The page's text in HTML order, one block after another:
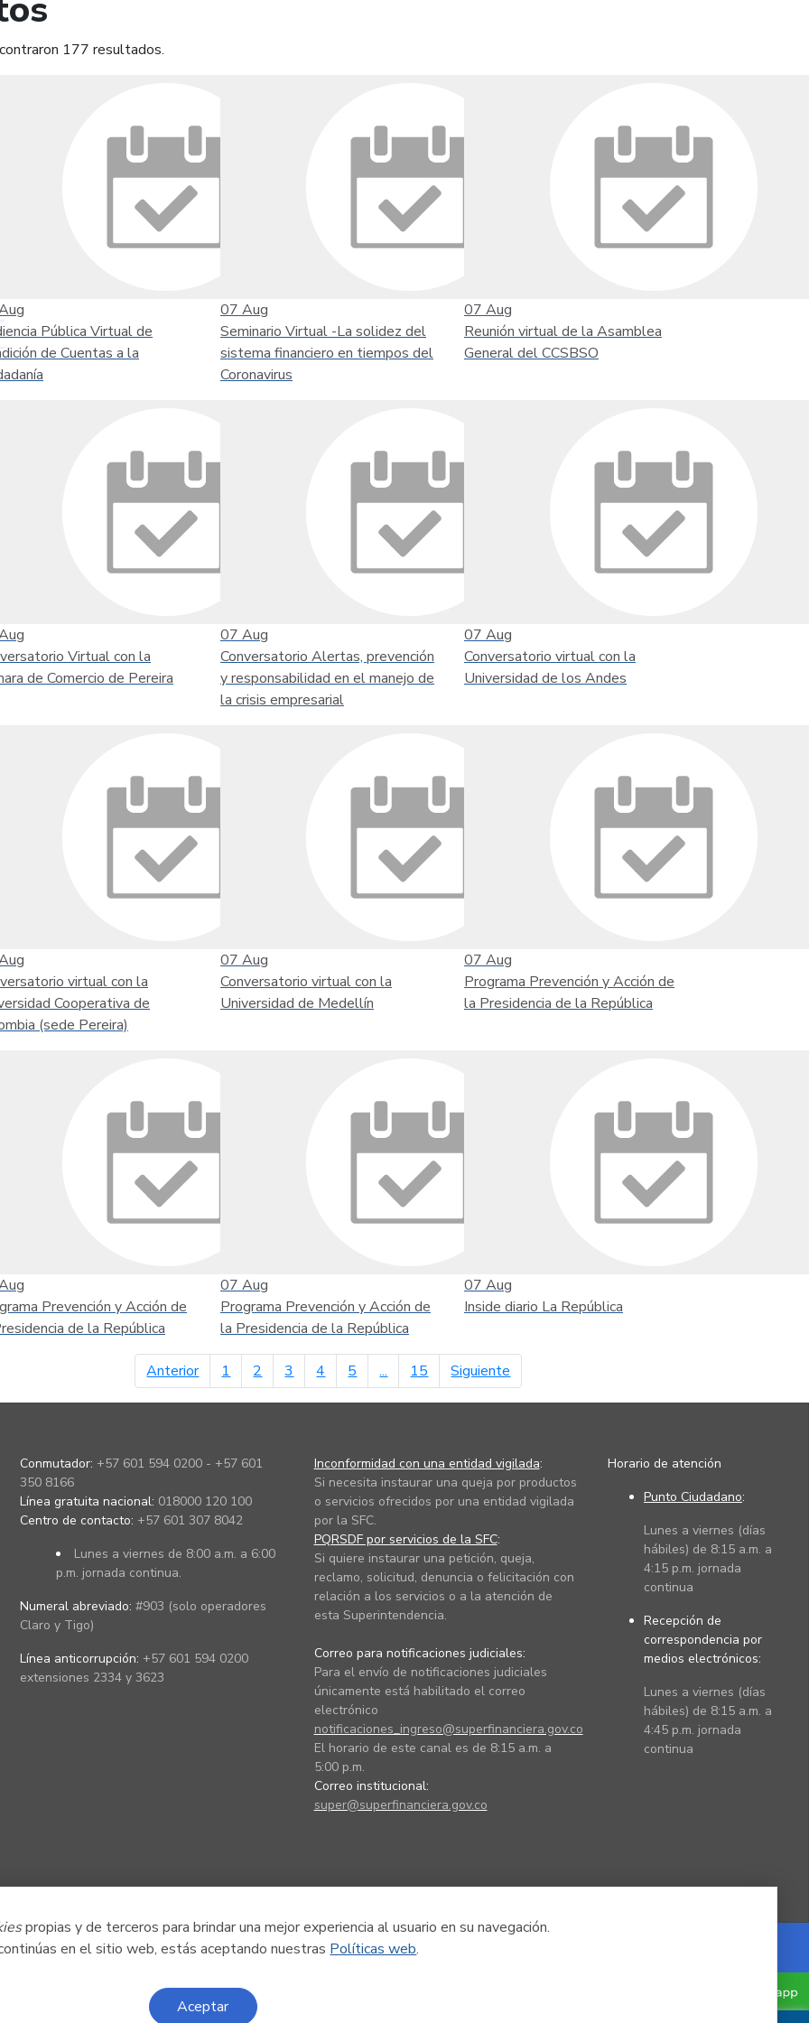
propias y de terceros para brindar una mejor experiencia al usuario en su navegación.
en el sitio web, estás aceptando nuestras Políticas web.
Aceptar
177 resultados.
Pública Virtual de
de Cuentas a la
07 Aug
Seminario Virtual -La solidez del
sistema financiero en tiempos del
Coronavirus
07 Aug
Reunión virtual de la Asamblea
General del CCSBSO
Virtual con la
de Comercio de Pereira
07 Aug
Conversatorio Alertas, prevención
y responsabilidad en el manejo de
la crisis empresarial
07 Aug
Conversatorio virtual con la
Universidad de los Andes
virtual con la
Cooperativa de
(sede Pereira)
07 Aug
Conversatorio virtual con la
Universidad de Medellín
07 Aug
Programa Prevención y Acción de
la Presidencia de la República
Prevención y Acción de
de la República
07 Aug
Programa Prevención y Acción de
la Presidencia de la República
07 Aug
Inside diario La República
Anteriorpágina anterior
1 2 3 4 5 ... 15 Siguiente
Conmutador: +57 601 594 0200 - +57 601
350 8166
Línea gratuita nacional: 018000 120 100
Centro de contacto: +57 601 307 8042
Lunes a viernes de 8:00 a.m. a 6:00
p.m. jornada continua.
Numeral abreviado: #903 (solo operadores
Claro y Tigo)
Línea anticorrupción: +57 601 594 0200
extensiones 2334 y 3623
Inconformidad con una entidad vigilada:
Si necesita instaurar una queja por productos
o servicios ofrecidos por una entidad vigilada
por la SFC.
PQRSDF por servicios de la SFC:
Si quiere instaurar una petición, queja,
reclamo, solicitud, denuncia o felicitación con
relación a los servicios o a la atención de
esta Superintendencia.
Correo para notificaciones judiciales:
Para el envío de notificaciones judiciales
únicamente está habilitado el correo
electrónico
notificaciones_ingreso@superfinanciera.gov.co
El horario de este canal es de 8:15 a.m. a
5:00 p.m.
Correo institucional:
super@superfinanciera.gov.co
Horario de atención
Punto Ciudadano:
Lunes a viernes (días
hábiles) de 8:15 a.m. a
4:15 p.m. jornada
continua
Recepción de
correspondencia por
medios electrónicos:
Lunes a viernes (días
hábiles) de 8:15 a.m. a
4:45 p.m. jornada
continua
Powered by Nexura